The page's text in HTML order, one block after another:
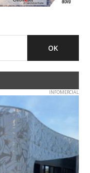
INFOMERCIAL